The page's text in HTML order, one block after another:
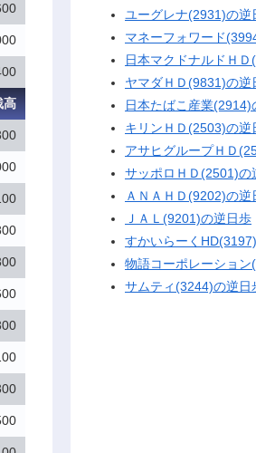
高
ユーグレナ(2931)の逆
マネーフォワード
日本マクドナルドＨ
ヤマダＨＤ(9831)の逆
日本たばこ産業(2914)
キリンＨＤ(2503)の逆
アサヒグループＨＤ
サッポロＨＤ(2501)の
ＡＮＡＨＤ(9202)の逆
ＪＡＬ(9201)の逆日歩
すかいらーく
物語コーポレーショ
サムティ(3244)の逆日